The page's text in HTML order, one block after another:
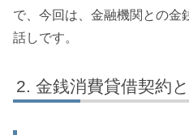
で、今回は、金融機関との金
話しです。
金銭消費貸借契約